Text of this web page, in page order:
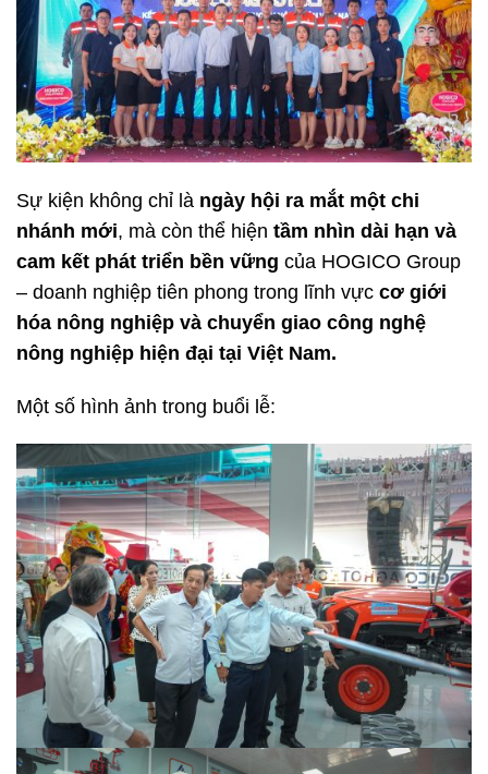
Sự kiện không chỉ là ngày hội ra mắt một chi
nhánh mới, mà còn thể hiện tầm nhìn dài hạn và
cam kết phát triển bền vững của HOGICO Group
– doanh nghiệp tiên phong trong lĩnh vực cơ giới
hóa nông nghiệp và chuyển giao công nghệ
nông nghiệp hiện đại tại Việt Nam.
Một số hình ảnh trong buổi lễ: